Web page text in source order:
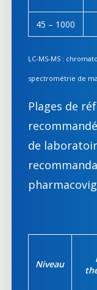
45 – 1000
LC-MS-MS :
spectrométrie de
Plages de
de
Niveau